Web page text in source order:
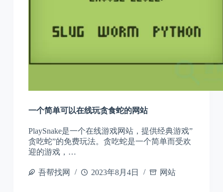
一个简单可以在线玩贪食蛇的网站
PlaySnake是一个在线游戏网站，提供经典游戏”
贪吃蛇”的免费玩法。贪吃蛇是一个简单而受欢
迎的游戏，…
吾帮找网 2023年8月4日 网站